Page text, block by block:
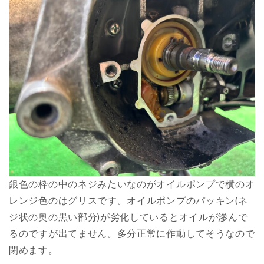
銀色の枠の中のネジみたいなのがオイルポンプで横のオ
レンジ色のはグリスです。オイルポンプのパッキン(ネ
ジ状の奥の黒い部分)が劣化しているとオイルが滲んで
るのですが出てません。多分正常に作動してそうなので
閉めます。